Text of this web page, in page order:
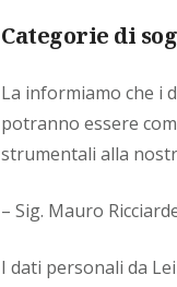
Categorie di
La informiamo che i
potranno essere
strumentali alla
– Sig. Mauro
I dati personali da